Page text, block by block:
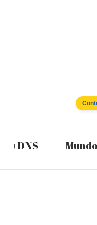
+DNS Mundo